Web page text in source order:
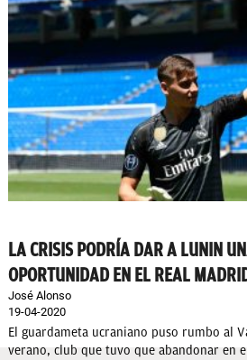
LA CRISIS PODRÍA DAR A LUNIN
OPORTUNIDAD EN EL REAL
José Alonso
19-04-2020
El guardameta ucraniano puso rumbo al
verano, club que tuvo que abandonar en